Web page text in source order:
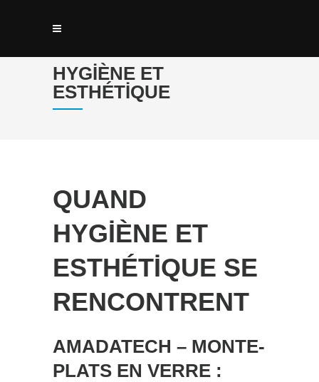
HYGIÈNE ET
ESTHÉTIQUE
QUAND
HYGIÈNE ET
ESTHÉTIQUE SE
RENCONTRENT
AMADATECH – MONTE-
PLATS EN VERRE :